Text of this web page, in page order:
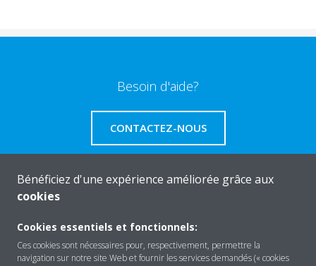
Besoin d'aide?
CONTACTEZ-NOUS
Bénéficiez d'une expérience améliorée grâce aux
cookies
Cookies essentiels et fonctionnels:
Ces cookies sont nécessaires pour, respectivement, permettre la
navigation sur notre site Web et fournir les services demandés (« cookies